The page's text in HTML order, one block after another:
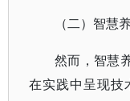
（二）智慧
然而，智慧
在实践中呈现技